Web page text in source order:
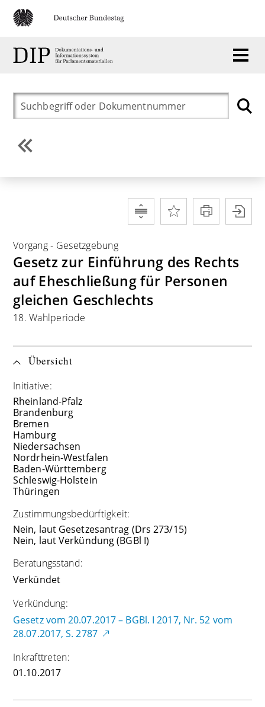
Vorgang- Gesetzgebung
Gesetz zur Einführung des Rechts
auf Eheschließung für Personen
gleichen Geschlechts
18. Wahlperiode
Übersicht
Initiative:
Rheinland-Pfalz
Brandenburg
Bremen
Hamburg
Niedersachsen
Nordrhein-Westfalen
Baden-Württemberg
Schleswig-Holstein
Thüringen
Zustimmungsbedürftigkeit:
Nein, laut Gesetzesantrag (Drs 273/15)
Nein, laut Verkündung (BGBl I)
Beratungsstand:
Verkündet
Verkündung:
Gesetz vom 20.07.2017 – BGBl. I 2017, Nr. 52 vom
28.07.2017, S. 2787
Inkrafttreten:
01.10.2017